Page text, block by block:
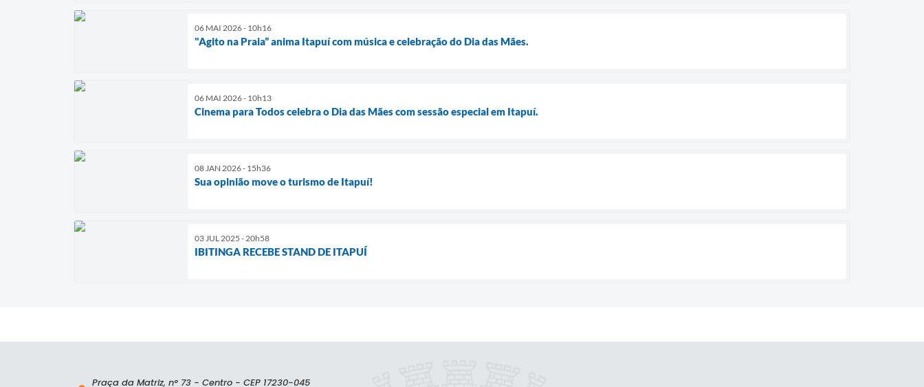
06 MAI 2026 - 10h16
"Agito na Praia” anima Itapuí com música e celebração do Dia das Mães.
06 MAI 2026 - 10h13
Cinema para Todos celebra o Dia das Mães com sessão especial em Itapuí.
08 JAN 2026 - 15h36
Sua opinião move o turismo de Itapuí!
03 JUL 2025 - 20h58
IBITINGA RECEBE STAND DE ITAPUÍ
Praça da Matriz, n° 73 - Centro - CEP 17230-045